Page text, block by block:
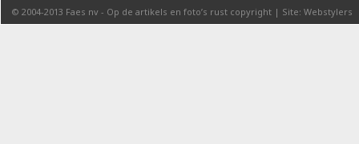
© 2004-2013 Faes nv - Op de artikels en foto’s rust copyright | Site: Webstylers